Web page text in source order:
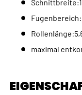
maximal